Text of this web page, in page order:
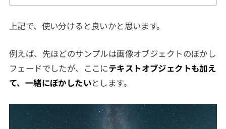
上記で、使い分けると良いかと思います。
例えば、先ほどのサンプルは画像オブジェクトのぼかし
フェードでしたが、ここにテキストオブジェクトも加え
て、一緒にぼかしたいとします。